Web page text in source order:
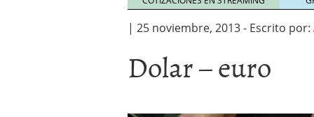
posibles
para el
las
decisiones
| 25 noviembre, 2013- Escrito por:
Dolar – euro